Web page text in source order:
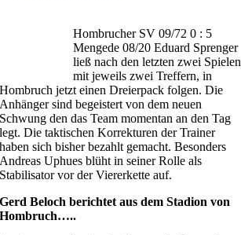
Hombrucher SV 09/72 0 : 5
Mengede 08/20 Eduard Sprenger
ließ nach den letzten zwei Spielen
mit jeweils zwei Treffern, in
Hombruch jetzt einen Dreierpack folgen. Die
Anhänger sind begeistert von dem neuen
Schwung den das Team momentan an den Tag
legt. Die taktischen Korrekturen der Trainer
haben sich bisher bezahlt gemacht. Besonders
Andreas Uphues blüht in seiner Rolle als
Stabilisator vor der Viererkette auf.
Gerd Beloch berichtet aus dem Stadion von
Hombruch…..